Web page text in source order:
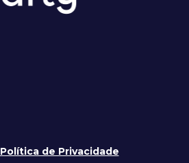
Política de Privacidade